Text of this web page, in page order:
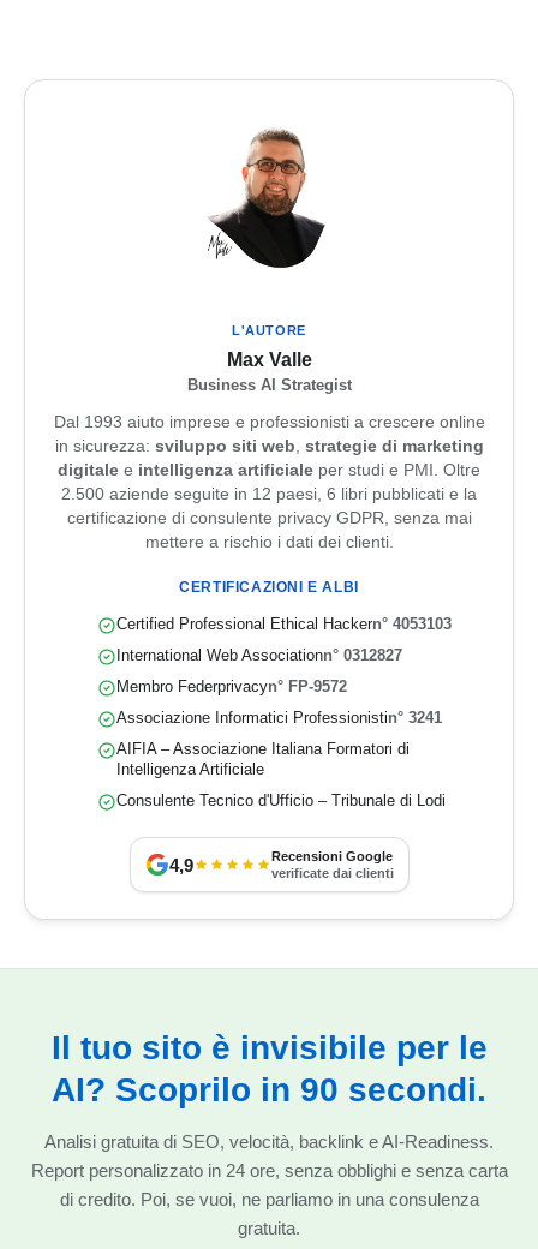
L'AUTORE
Max Valle
Business AI Strategist
Dal 1993 aiuto imprese e professionisti a crescere online
in sicurezza: sviluppo siti web, strategie di marketing
digitale e intelligenza artificiale per studi e PMI. Oltre
2.500 aziende seguite in 12 paesi, 6 libri pubblicati e la
certificazione di consulente privacy GDPR, senza mai
mettere a rischio i dati dei clienti.
CERTIFICAZIONI E ALBI
Certified Professional Ethical Hackern° 4053103
International Web Associationn° 0312827
Membro Federprivacyn° FP-9572
Associazione Informatici Professionistin° 3241
AIFIA – Associazione Italiana Formatori di
Intelligenza Artificiale
Consulente Tecnico d'Ufficio – Tribunale di Lodi
4,9
Recensioni Google
verificate dai clienti
Il tuo sito è invisibile per le
AI? Scoprilo in 90 secondi.
Analisi gratuita di SEO, velocità, backlink e AI-Readiness.
Report personalizzato in 24 ore, senza obblighi e senza carta
di credito. Poi, se vuoi, ne parliamo in una consulenza
gratuita.